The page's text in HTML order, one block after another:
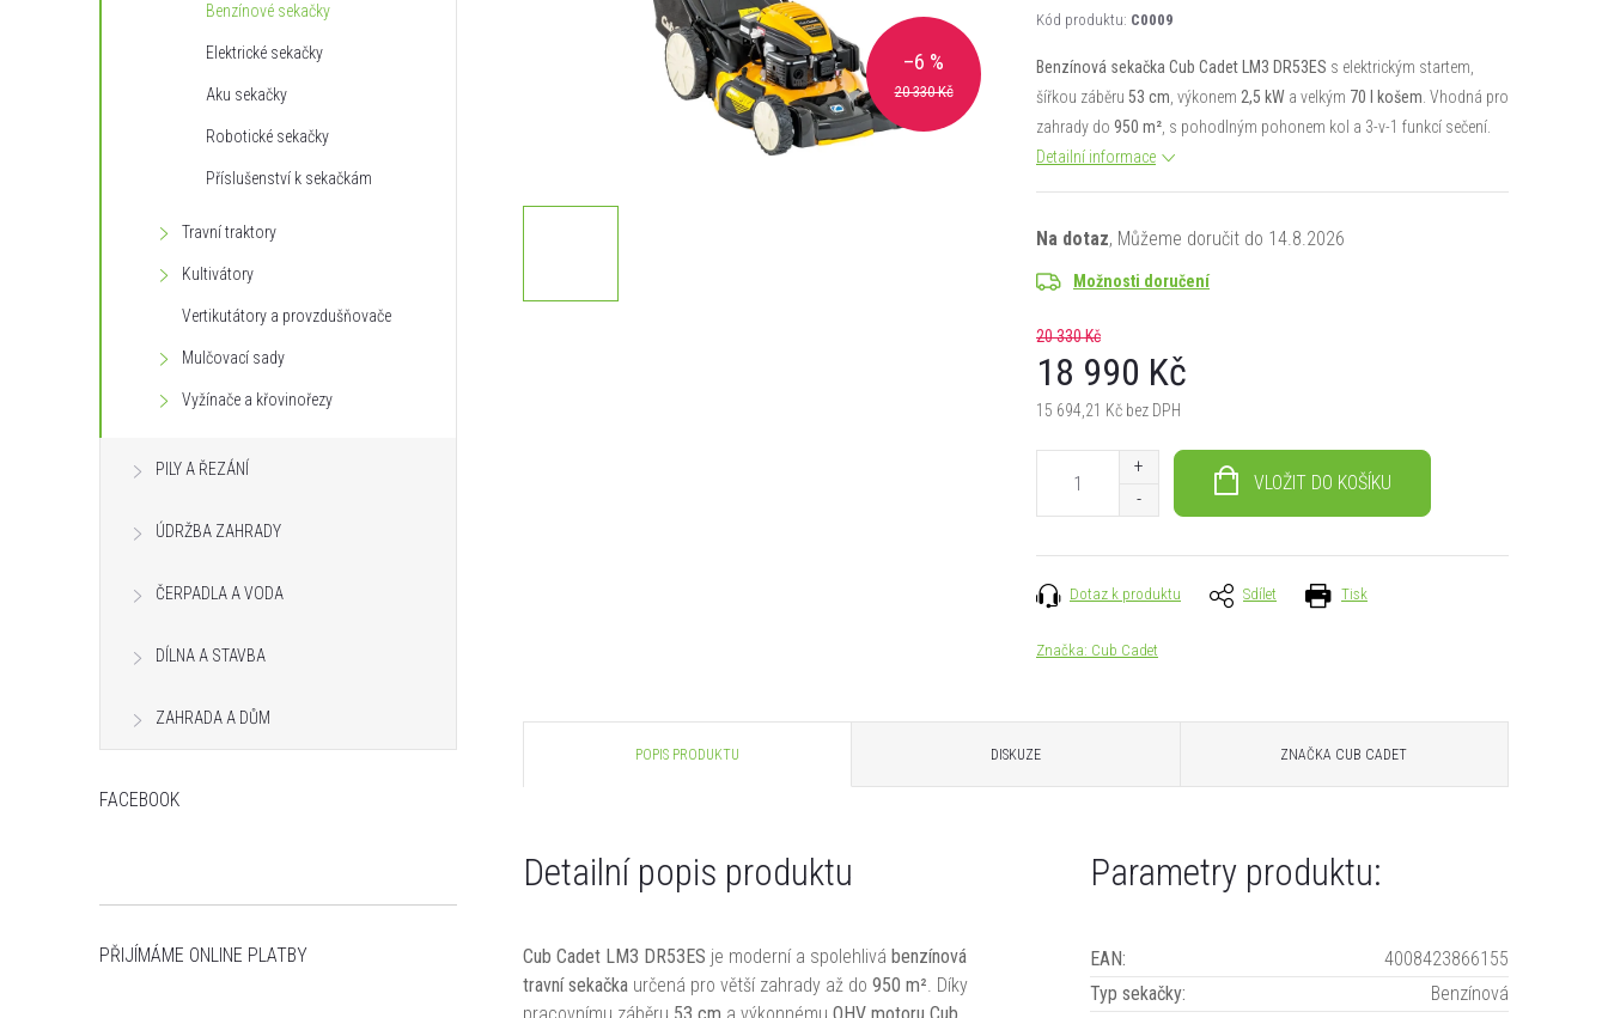
a
Benzínové sekačky
Elektrické sekačky
Aku sekačky
Robotické sekačky
Příslušenství k sekačkám
Travní traktory
Kultivátory
Vertikutátory a provzdušňovače
Mulčovací sady
Vyžínače a křovinořezy
PILY A ŘEZÁNÍ
ÚDRŽBA ZAHRADY
ČERPADLA A VODA
DÍLNA A STAVBA
ZAHRADA A DŮM
FACEBOOK
PŘIJÍMÁME ONLINE PLATBY
20 330 Kč
–6 %
Kód produktu: C0009
Benzínová sekačka Cub Cadet LM3 DR53ES s elektrickým startem,
šířkou záběru 53 cm , výkonem 2,5 kW a velkým 70 l košem . Vhodná pro
zahrady do 950 m² , s pohodlným pohonem kol a 3-v-1 funkcí sečení.
Detailní informace
Na dotaz 14.8.2026
Možnosti doručení
20 330 Kč
18 990 Kč
15 694,21 Kč bez DPH
VLOŽIT DO KOŠÍKU
Tisk
Dotaz k produktu Sdílet
Značka: Cub Cadet
POPIS PRODUKTU DISKUZE ZNAČKA CUB CADET
Detailní popis produktu
Cub Cadet LM3 DR53ES je moderní a spolehlivá benzínová
travní sekačka určená pro větší zahrady až do 950 m². Díky
Parametry produktu:
EAN:
4008423866155
Typ sekačky: Benzínová